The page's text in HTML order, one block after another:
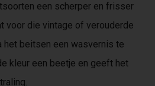
een scherper en frisser
voor die vintage of verouderde
het beitsen een wasvernis te
kleur een beetje en geeft het